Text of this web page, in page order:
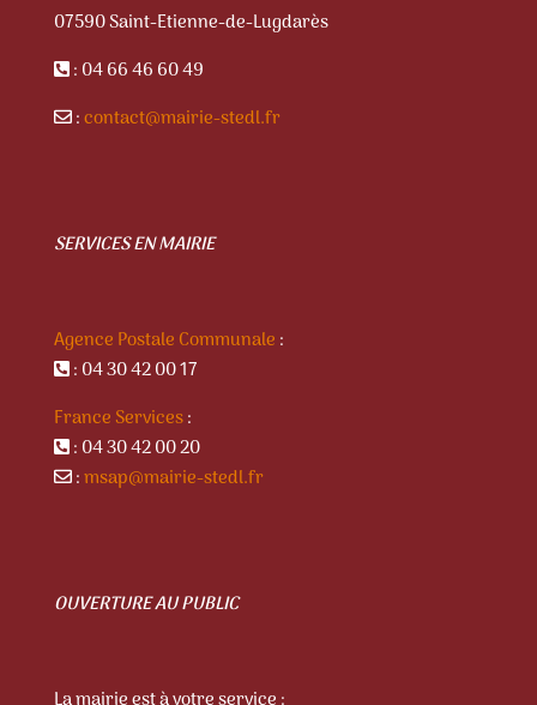
07590 Saint-Etienne-de-Lugdarès
: 04 66 46 60 49
:contact@mairie-stedl.fr
SERVICES EN MAIRIE
Agence Postale Communale :
: 04 30 42 00 17
France Services:
: 04 30 42 00 20
:msap@mairie-stedl.fr
OUVERTURE AU PUBLIC